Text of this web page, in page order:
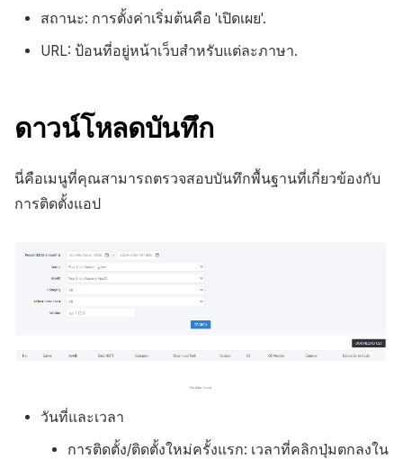
สถานะ: การตั้งค่าเริ่มต้นคือ 'เปิดเผย'.
URL: ป้อนที่อยู่หน้าเว็บสำหรับแต่ละภาษา.
ดาวน์โหลดบันทึก
นี่คือเมนูที่คุณสามารถตรวจสอบบันทึกพื้นฐานที่เกี่ยวข้องกับ
การติดตั้งแอป
วันที่และเวลา
การติดตั้ง/ติดตั้งใหม่ครั้งแรก: เวลาที่คลิกปุ่มตกลงใน